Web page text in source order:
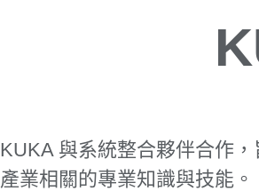
KUKA 與系統整合夥伴合作
產業相關的專業知識與技能。